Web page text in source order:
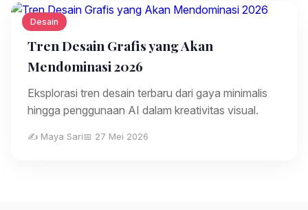
Desain
Tren Desain Grafis yang Akan
Mendominasi 2026
Eksplorasi tren desain terbaru dari gaya minimalis
hingga penggunaan AI dalam kreativitas visual.
✍️ Maya Sari📅 27 Mei 2026